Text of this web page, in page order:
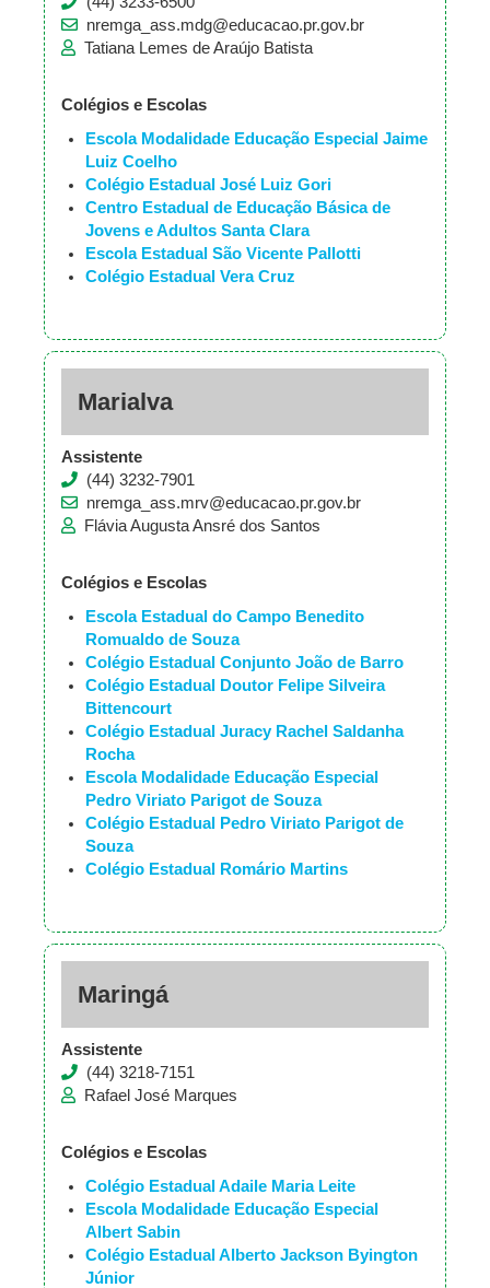
nremga_ass.mdg@educacao.pr.gov.br
Tatiana Lemes de Araújo Batista
Colégios e Escolas
Escola Modalidade Educação Especial Jaime
Luiz Coelho
Colégio Estadual José Luiz Gori
Centro Estadual de Educação Básica de
Jovens e Adultos Santa Clara
Escola Estadual São Vicente Pallotti
Colégio Estadual Vera Cruz
Marialva
Assistente
(44) 3232-7901
nremga_ass.mrv@educacao.pr.gov.br
Flávia Augusta Ansré dos Santos
Colégios e Escolas
Escola Estadual do Campo Benedito
Romualdo de Souza
Colégio Estadual Conjunto João de Barro
Colégio Estadual Doutor Felipe Silveira
Bittencourt
Colégio Estadual Juracy Rachel Saldanha
Rocha
Escola Modalidade Educação Especial
Pedro Viriato Parigot de Souza
Colégio Estadual Pedro Viriato Parigot de
Souza
Colégio Estadual Romário Martins
Maringá
Assistente
(44) 3218-7151
Rafael José Marques
Colégios e Escolas
Colégio Estadual Adaile Maria Leite
Escola Modalidade Educação Especial
Albert Sabin
Colégio Estadual Alberto Jackson Byington
Júnior